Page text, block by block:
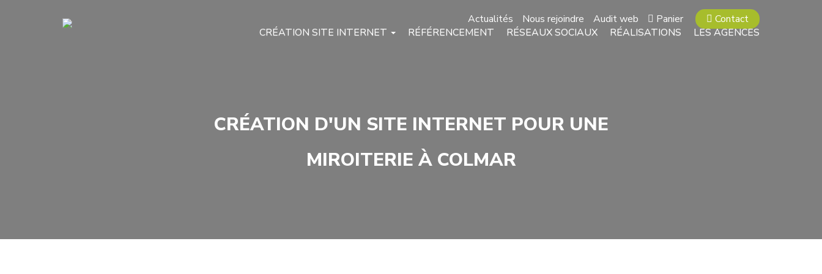
Contact
Actualités Nous rejoindre Audit web
Panier
CRÉATION SITE INTERNET
RÉFÉRENCEMENT RÉSEAUX SOCIAUX RÉALISATIONS LES AGENCES
CRÉATION D'UN SITE INTERNET POUR UNE
MIROITERIE À COLMAR